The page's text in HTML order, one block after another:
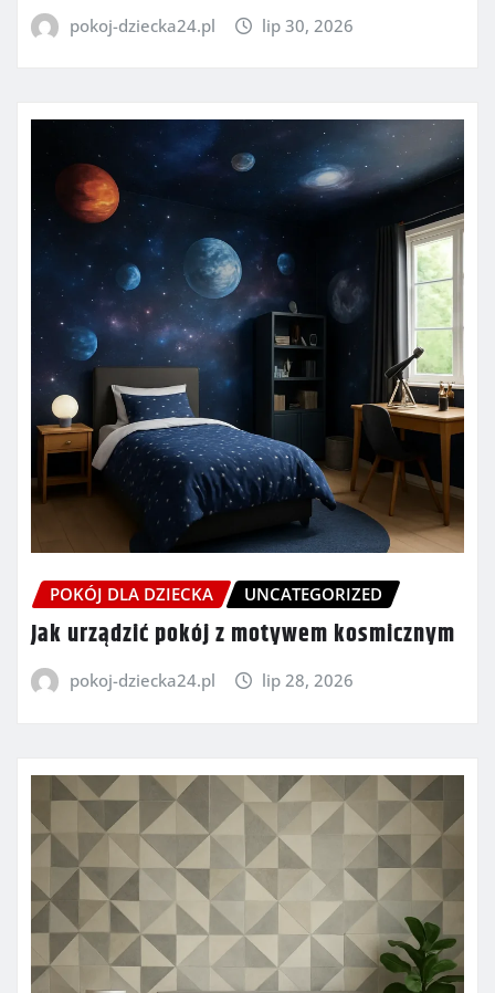
pokoj-dziecka24.pl lip 30, 2026
POKÓJ DLA DZIECKA UNCATEGORIZED
Jak urządzić pokój z motywem kosmicznym
pokoj-dziecka24.pl lip 28, 2026